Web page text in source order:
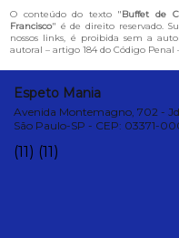
O conteúdo do texto "Buffet de
Francisco" é de direito reservado.
nossos links, é proibida sem a
autoral – artigo 184 do Código Penal
Espeto Mania
Avenida Montemagno, 702 -
São Paulo-SP - CEP: 03371-
(11) (11)